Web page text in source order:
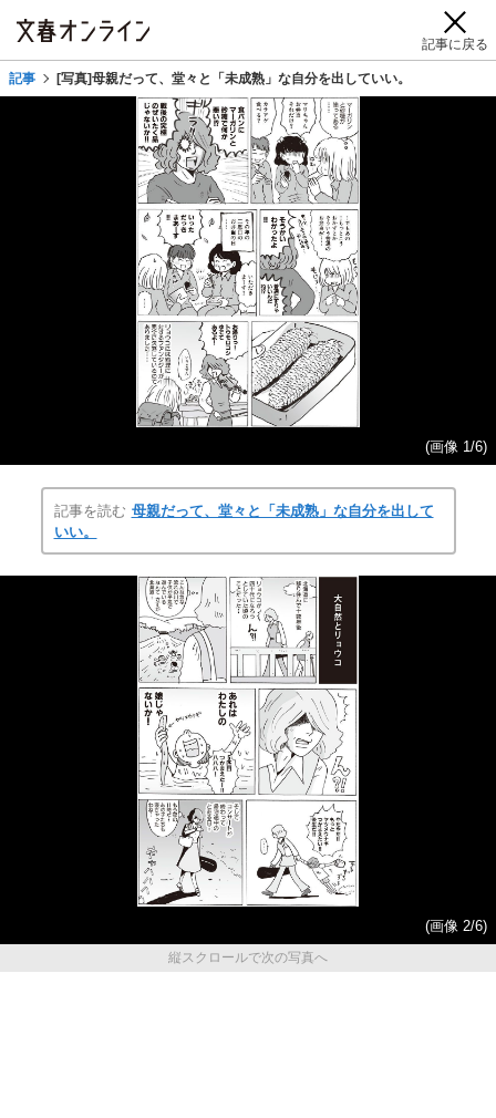
記事に戻る
記事 [写真]母親だって、堂々と「未成熟」な自分を出していい。
(画像 1/6)
記事を読む 母親だって、堂々と「未成熟」な自分を出して
いい。
(画像 2/6)
縦スクロールで次の写真へ